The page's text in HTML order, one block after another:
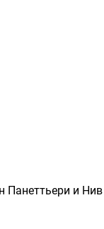
Панеттьери и Нив